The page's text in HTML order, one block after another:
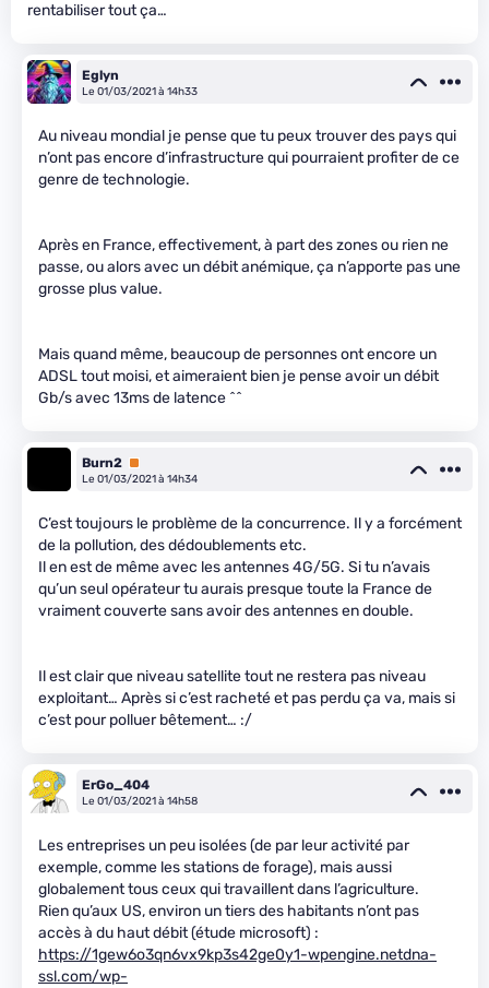
rentabiliser tout ça…
Eglyn
Le 01/03/2021 à 14h33
Au niveau mondial je pense que tu peux trouver des pays qui
n’ont pas encore d’infrastructure qui pourraient profiter de ce
genre de technologie.
Après en France, effectivement, à part des zones ou rien ne
passe, ou alors avec un débit anémique, ça n’apporte pas une
grosse plus value.
Mais quand même, beaucoup de personnes ont encore un
ADSL tout moisi, et aimeraient bien je pense avoir un débit
Gb/s avec 13ms de latence ^^
Burn2 Premium
Le 01/03/2021 à 14h34
C’est toujours le problème de la concurrence. Il y a forcément
de la pollution, des dédoublements etc.
Il en est de même avec les antennes 4G/5G. Si tu n’avais
qu’un seul opérateur tu aurais presque toute la France de
vraiment couverte sans avoir des antennes en double.
Il est clair que niveau satellite tout ne restera pas niveau
exploitant… Après si c’est racheté et pas perdu ça va, mais si
c’est pour polluer bêtement… :/
ErGo_404
Le 01/03/2021 à 14h58
Les entreprises un peu isolées (de par leur activité par
exemple, comme les stations de forage), mais aussi
globalement tous ceux qui travaillent dans l’agriculture.
Rien qu’aux US, environ un tiers des habitants n’ont pas
accès à du haut débit (étude microsoft) :
https://1gew6o3qn6vx9kp3s42ge0y1-wpengine.netdna-
ssl.com/wp-